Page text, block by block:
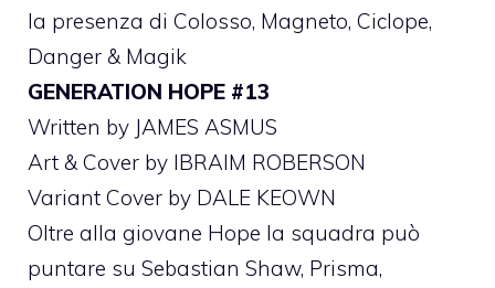
la presenza di Colosso, Magneto, Ciclope,
Danger & Magik
GENERATION HOPE #13
Written by JAMES ASMUS
Art & Cover by IBRAIM ROBERSON
Variant Cover by DALE KEOWN
Oltre alla giovane Hope la squadra può
puntare su Sebastian Shaw, Prisma,